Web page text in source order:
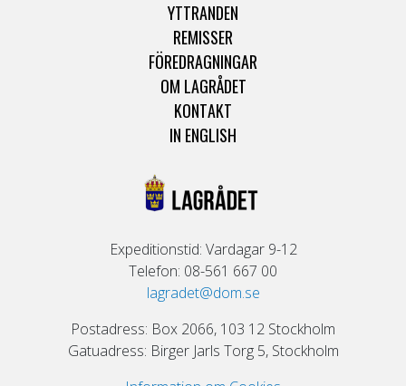
YTTRANDEN
REMISSER
FÖREDRAGNINGAR
OM LAGRÅDET
KONTAKT
IN ENGLISH
Expeditionstid: Vardagar 9-12
Telefon: 08-561 667 00
lagradet@dom.se
Postadress: Box 2066, 103 12 Stockholm
Gatuadress: Birger Jarls Torg 5, Stockholm